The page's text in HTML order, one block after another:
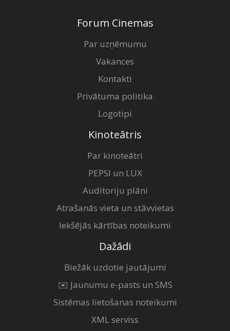
Forum Cinemas
Par uzņēmumu
Vakances
Kontakti
Privātuma politika
Logotipi
Kinoteātris
Par kinoteātri
PEPSI un LUX
Auditoriju plāni
Atrašanās vieta un stāvvietas
Iekšējās kārtības noteikumi
Dažādi
Biežāk uzdotie jautājumi
✉️ Jaunumu e-pasts un SMS
Sistēmas lietošanas noteikumi
XML serviss